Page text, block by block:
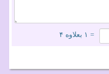
= ۱ بعلاوه ۴